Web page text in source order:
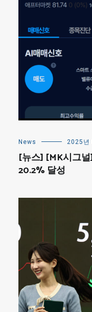
News 2025년
[뉴스] [MK시그
20.2% 달성